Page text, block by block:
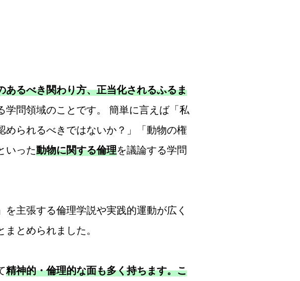
あるべき関わり方、正当化されるふるま
学問領域のことです。 簡単に言えば「私
られるべきではないか？」「動物の権
いった動物に関する倫理を議論する学問
主張する倫理学説や実践的運動が広く
とめられました。
精神的・倫理的な面も多く持ちます。こ